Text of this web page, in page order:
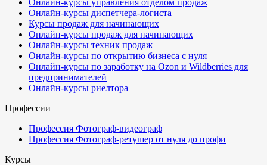
Онлайн-курсы управления отделом продаж
Онлайн-курсы диспетчера-логиста
Курсы продаж для начинающих
Онлайн-курсы продаж для начинающих
Онлайн-курсы техник продаж
Онлайн-курсы по открытию бизнеса с нуля
Онлайн-курсы по заработку на Ozon и Wildberries для
предпринимателей
Онлайн-курсы риелтора
Профессии
Профессия Фотограф-видеограф
Профессия Фотограф-ретушер от нуля до профи
Курсы